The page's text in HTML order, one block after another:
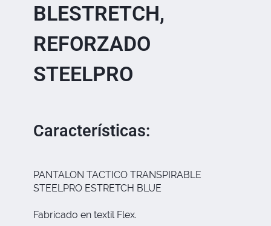
BLESTRETCH,
REFORZADO
STEELPRO
Características:
PANTALON TACTICO TRANSPIRABLE
STEELPRO ESTRETCH BLUE
Fabricado en textil Flex.